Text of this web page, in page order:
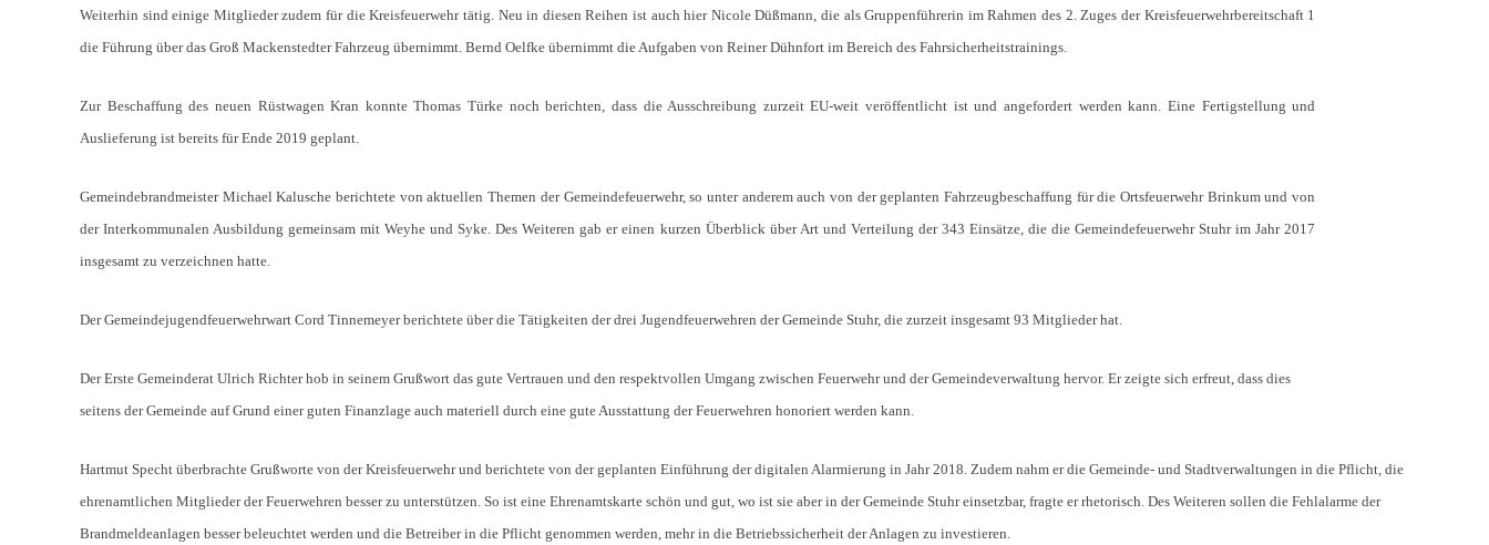
Weiterhin sind einige Mitglieder zudem für die Kreisfeuerwehr tätig. Neu in diesen Reihen ist auch hier Nicole Düßmann, die als Gruppenführerin im Rahmen des 2. Zuges der Kreisfeuerwehrbereitschaft 1
die Führung über das Groß Mackenstedter Fahrzeug übernimmt. Bernd Oelfke übernimmt die Aufgaben von Reiner Dühnfort im Bereich des Fahrsicherheitstrainings.
Zur Beschaffung des neuen Rüstwagen Kran konnte Thomas Türke noch berichten, dass die Ausschreibung zurzeit EU-weit veröffentlicht ist und angefordert werden kann. Eine Fertigstellung und
Auslieferung ist bereits für Ende 2019 geplant.
Gemeindebrandmeister Michael Kalusche berichtete von aktuellen Themen der Gemeindefeuerwehr, so unter anderem auch von der geplanten Fahrzeugbeschaffung für die Ortsfeuerwehr Brinkum und von
der Interkommunalen Ausbildung gemeinsam mit Weyhe und Syke. Des Weiteren gab er einen kurzen Überblick über Art und Verteilung der 343 Einsätze, die die Gemeindefeuerwehr Stuhr im Jahr 2017
insgesamt zu verzeichnen hatte.
Der Gemeindejugendfeuerwehrwart Cord Tinnemeyer berichtete über die Tätigkeiten der drei Jugendfeuerwehren der Gemeinde Stuhr, die zurzeit insgesamt 93 Mitglieder hat.
Der Erste Gemeinderat Ulrich Richter hob in seinem Grußwort das gute Vertrauen und den respektvollen Umgang zwischen Feuerwehr und der Gemeindeverwaltung hervor. Er zeigte sich erfreut, dass dies
seitens der Gemeinde auf Grund einer guten Finanzlage auch materiell durch eine gute Ausstattung der Feuerwehren honoriert werden kann.
Hartmut Specht überbrachte Grußworte von der Kreisfeuerwehr und berichtete von der geplanten Einführung der digitalen Alarmierung in Jahr 2018. Zudem nahm er die Gemeinde- und Stadtverwaltungen in die Pflicht, die
ehrenamtlichen Mitglieder der Feuerwehren besser zu unterstützen. So ist eine Ehrenamtskarte schön und gut, wo ist sie aber in der Gemeinde Stuhr einsetzbar, fragte er rhetorisch. Des Weiteren sollen die Fehlalarme der
Brandmeldeanlagen besser beleuchtet werden und die Betreiber in die Pflicht genommen werden, mehr in die Betriebssicherheit der Anlagen zu investieren.